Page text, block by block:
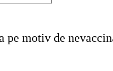
pe motiv de